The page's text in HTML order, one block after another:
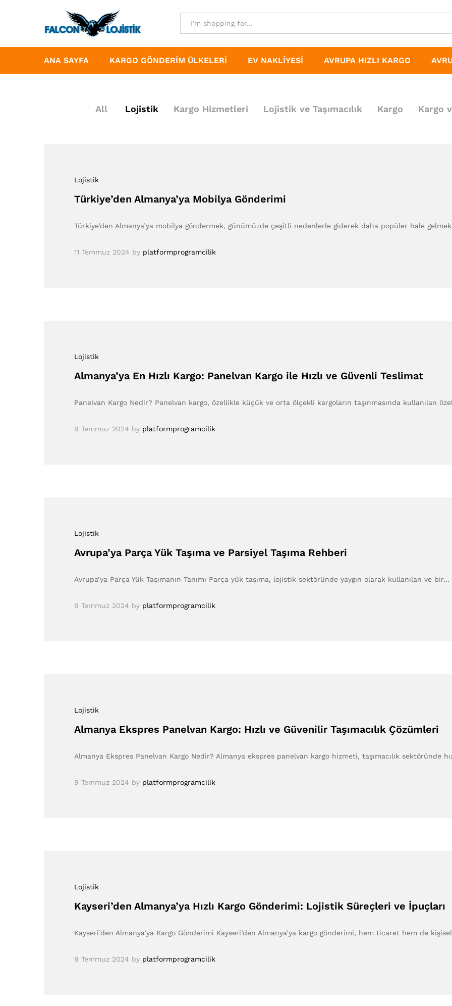
ANA SAYFA KARGO GÖNDERIM ÜLKELERI EV NAKLIYESI AVRUPA HIZLI KARGO
All Lojistik Kargo Hizmetleri Lojistik ve Taşımacılık Kargo Kargo
Lojistik
Türkiye’den Almanya’ya Mobilya Gönderimi
Türkiye’den Almanya’ya mobilya göndermek, günümüzde çeşitli nedenlerle giderek daha popüler hale
11 Temmuz 2024 by platformprogramcilik
Lojistik
Almanya’ya En Hızlı Kargo: Panelvan Kargo ile Hızlı ve Güvenli Teslimat
Panelvan Kargo Nedir? Panelvan kargo, özellikle küçük ve orta ölçekli kargoların taşınmasında kullanılan
9 Temmuz 2024 by platformprogramcilik
Lojistik
Avrupa’ya Parça Yük Taşıma ve Parsiyel Taşıma Rehberi
Avrupa’ya Parça Yük Taşımanın Tanımı Parça yük taşıma, lojistik sektöründe yaygın olarak kullanılan ve bir…
9 Temmuz 2024 by platformprogramcilik
Lojistik
Almanya Ekspres Panelvan Kargo: Hızlı ve Güvenilir Taşımacılık Çözümleri
Almanya Ekspres Panelvan Kargo Nedir? Almanya ekspres panelvan kargo hizmeti, taşımacılık sektöründe
9 Temmuz 2024 by platformprogramcilik
Lojistik
Kayseri’den Almanya’ya Hızlı Kargo Gönderimi: Lojistik Süreçleri ve İpuçları
Kayseri’den Almanya’ya Kargo Gönderimi Kayseri’den Almanya’ya kargo gönderimi, hem ticaret hem de
9 Temmuz 2024 by platformprogramcilik